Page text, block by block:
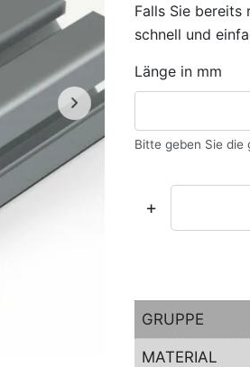
Falls Sie
schnell und
Länge in mm
Bitte geben Sie die
+
GRUPPE
MATERIAL